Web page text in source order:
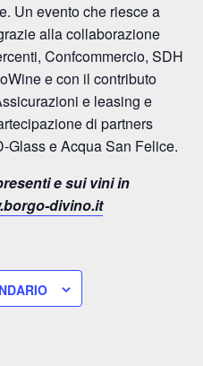
Un evento che riesce a
alla collaborazione
Confcommercio, SDH
e con il contributo
e leasing e
di partners
Glass e Acqua San Felice.
e sui vini in
divino.it